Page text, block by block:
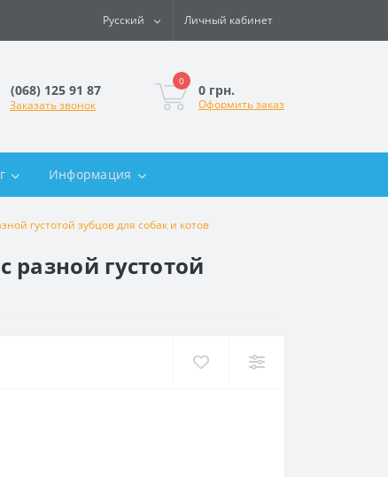
Русский Личный кабинет
(068) 125 91 87
Заказать звонок
0
0 грн.
Оформить заказ
Информация
густотой зубцов для собак и котов
густотой